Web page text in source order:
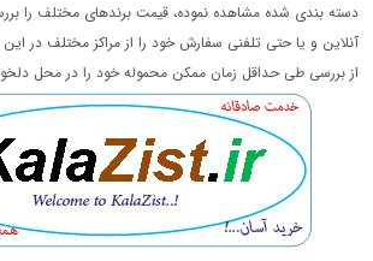
دسته بندی شده مشاهده نموده، قیمت برندهای مختلف را
آنلاین و یا حتی تلفنی سفارش خود را از مراکز مختلف در
از بررسی طی حداقل زمان ممکن محموله خود را در محل